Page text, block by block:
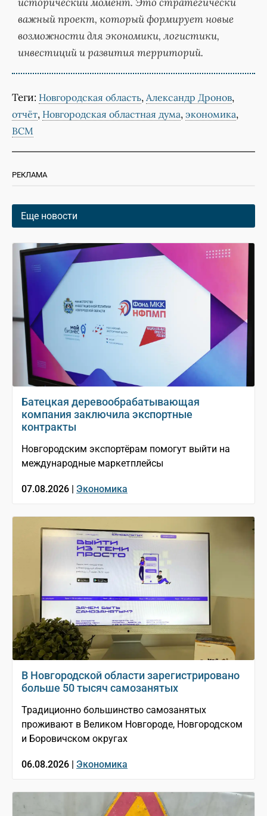
важный проект, который формирует новые
возможности для экономики, логистики,
инвестиций и развития территорий.
Теги: Новгородская область, Александр Дронов,
отчёт, Новгородская областная дума, экономика,
ВСМ
РЕКЛАМА
Еще новости
Батецкая деревообрабатывающая
компания заключила экспортные
контракты
Новгородским экспортёрам помогут выйти на
международные маркетплейсы
07.08.2026 | Экономика
В Новгородской области зарегистрировано
больше 50 тысяч самозанятых
Традиционно большинство самозанятых
проживают в Великом Новгороде, Новгородском
и Боровичском округах
06.08.2026 | Экономика